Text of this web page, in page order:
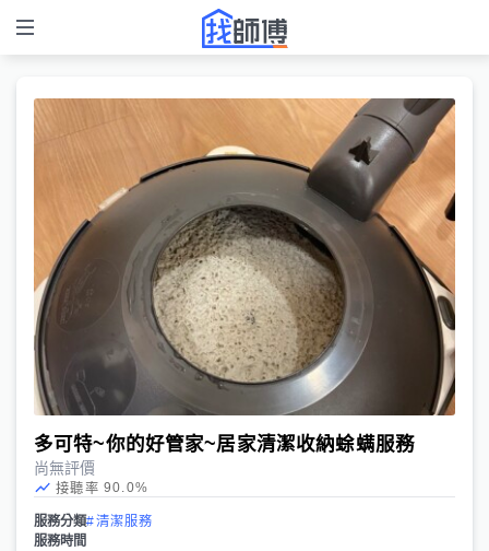
多可特~你的好管家~居家清潔收納蜍螨服務
尚無評價
接聽率 90.0%
服務分類#清潔服務
服務時間